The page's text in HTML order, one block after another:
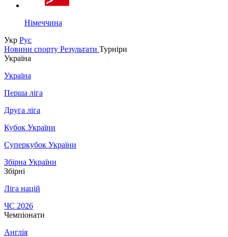
Німеччина
Укр Рус
Новини спорту Результати Турніри
Україна
Україна
Перша ліга
Друга ліга
Кубок України
Суперкубок України
Збірна України
Збірні
Ліга націй
ЧС 2026
Чемпіонати
Англія